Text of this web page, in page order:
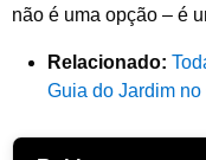
não é uma opção – é
Relacionado:
Guia do Jardim